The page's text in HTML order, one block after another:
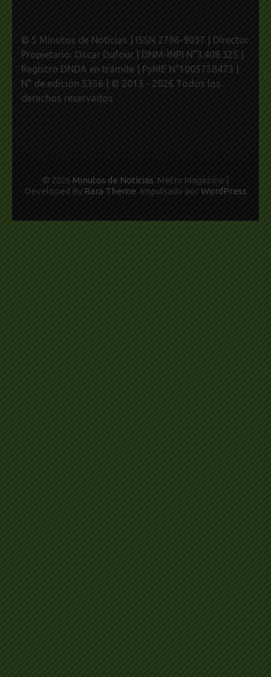
© 5 Minutos de Noticias | ISSN 2796-9037 | Director
Propietario: Oscar Dufour | DNM-INPI N°3.408.325 |
Registro DNDA en trámite | PyME N°1005758473 |
N° de edición 5356 | © 2013 - 2026 Todos los
derechos reservados
© 2026 Minutos de Noticias. Metro Magazine |
Developed By Rara Theme. Impulsado por WordPress